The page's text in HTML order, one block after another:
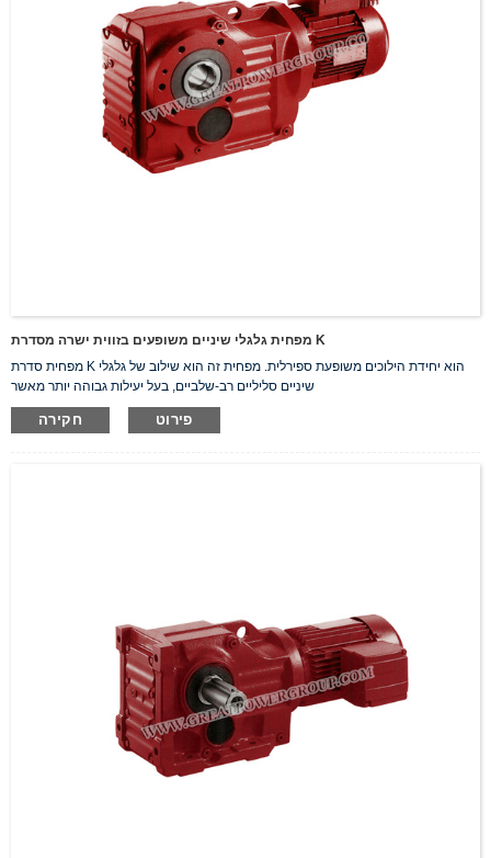
מפחית גלגלי שיניים משופעים בזווית ישרה מסדרת K
מפחית סדרת K הוא יחידת הילוכים משופעת ספירלית. מפחית זה הוא שילוב של גלגלי
שיניים סליליים רב-שלביים, בעל יעילות גבוהה יותר מאשר
חקירה פירוט